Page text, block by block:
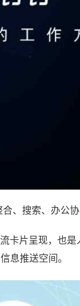
、搜索、办公
卡片呈现，也
息推送空间。